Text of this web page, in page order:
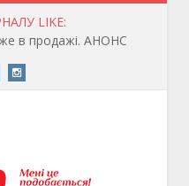
LIKE:
в продажі. АНОНС
Instagram